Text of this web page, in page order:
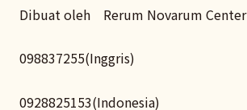
Dibuat oleh Rerum Novarum Center
098837255(Inggris)
0928825153(Indonesia)